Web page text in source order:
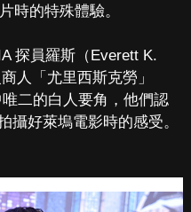
時的特殊體驗。
探員羅斯（Everett K.
人「尤里西斯克勞」
二的白人要角，他們認
攝好萊塢電影時的感受。